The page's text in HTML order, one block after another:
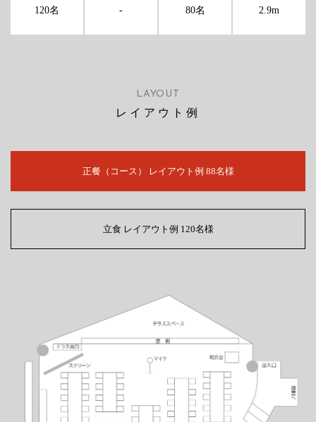
120名 - 80名 2.9m
LAYOUT
レイアウト例
正餐（コース） レイアウト例 88名様
立食 レイアウト例 120名様